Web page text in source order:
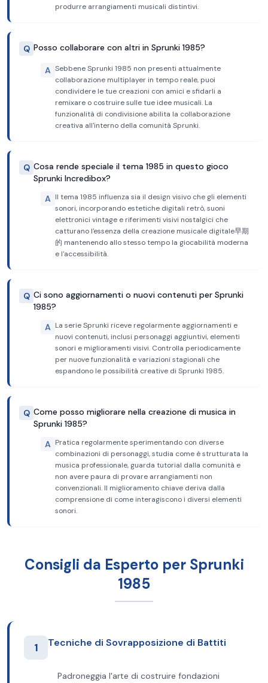
produrre arrangiamenti musicali distintivi.
Q Posso collaborare con altri in Sprunki 1985?
A Sebbene Sprunki 1985 non presenti attualmente
collaborazione multiplayer in tempo reale, puoi
condividere le tue creazioni con amici e sfidarli a
remixare o costruire sulle tue idee musicali. La
funzionalità di condivisione abilita la collaborazione
creativa all'interno della comunità Sprunki.
Q Cosa rende speciale il tema 1985 in questo gioco
Sprunki Incredibox?
A Il tema 1985 influenza sia il design visivo che gli elementi
sonori, incorporando estetiche digitali retrò, suoni
elettronici vintage e riferimenti visivi nostalgici che
catturano l'essenza della creazione musicale digitale早期
的 mantenendo allo stesso tempo la giocabilità moderna
e l'accessibilità.
Q Ci sono aggiornamenti o nuovi contenuti per Sprunki
1985?
A La serie Sprunki riceve regolarmente aggiornamenti e
nuovi contenuti, inclusi personaggi aggiuntivi, elementi
sonori e miglioramenti visivi. Controlla periodicamente
per nuove funzionalità e variazioni stagionali che
espandono le possibilità creative di Sprunki 1985.
Q Come posso migliorare nella creazione di musica in
Sprunki 1985?
A Pratica regolarmente sperimentando con diverse
combinazioni di personaggi, studia come è strutturata la
musica professionale, guarda tutorial dalla comunità e
non avere paura di provare arrangiamenti non
convenzionali. Il miglioramento chiave deriva dalla
comprensione di come interagiscono i diversi elementi
sonori.
Consigli da Esperto per Sprunki
1985
1 Tecniche di Sovrapposizione di Battiti
Padroneggia l'arte di costruire fondazioni